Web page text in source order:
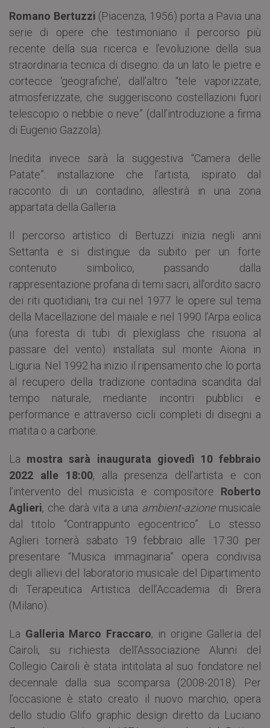
Romano Bertuzzi (Piacenza, 1956) porta a Pavia una
serie di opere che testimoniano il percorso più
recente della sua ricerca e l’evoluzione della sua
straordinaria tecnica di disegno: da un lato le pietre e
cortecce ‘geografiche’, dall’altro “tele vaporizzate,
atmosferizzate, che suggeriscono costellazioni fuori
telescopio o nebbie o neve” (dall’introduzione a firma
di Eugenio Gazzola).
Inedita invece sarà la suggestiva “Camera delle
Patate”: installazione che l’artista, ispirato dal
racconto di un contadino, allestirà in una zona
appartata della Galleria.
Il percorso artistico di Bertuzzi inizia negli anni
Settanta e si distingue da subito per un forte
contenuto simbolico, passando dalla
rappresentazione profana di temi sacri, all’ordito sacro
dei riti quotidiani, tra cui nel 1977 le opere sul tema
della Macellazione del maiale e nel 1990 l’Arpa eolica
(una foresta di tubi di plexiglass che risuona al
passare del vento) installata sul monte Aiona in
Liguria. Nel 1992 ha inizio il ripensamento che lo porta
al recupero della tradizione contadina scandita dal
tempo naturale, mediante incontri pubblici e
performance e attraverso cicli completi di disegni a
matita o a carbone.
La mostra sarà inaugurata giovedì 10 febbraio
2022 alle 18:00, alla presenza dell’artista e con
l’intervento del musicista e compositore Roberto
Aglieri, che darà vita a una ambient-azionemusicale
dal titolo “Contrappunto egocentrico”. Lo stesso
Aglieri tornerà sabato 19 febbraio alle 17:30 per
presentare “Musica immaginaria” opera condivisa
degli allievi del laboratorio musicale del Dipartimento
di Terapeutica Artistica dell’Accademia di Brera
(Milano).
La Galleria Marco Fraccaro, in origine Galleria del
Cairoli, su richiesta dell’Associazione Alunni del
Collegio Cairoli è stata intitolata al suo fondatore nel
decennale dalla sua scomparsa (2008-2018). Per
l’occasione è stato creato il nuovo marchio, opera
dello studio Glifo graphic design diretto da Luciano